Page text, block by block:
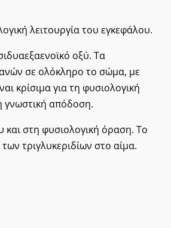
λειτουργία του εγκεφάλου.
οξύ. Τα
σε ολόκληρο το σώμα, με
κρίσιμα για τη φυσιολογική
γνωστική απόδοση.
και στη φυσιολογική όραση. Το
τριγλυκεριδίων στο αίμα.